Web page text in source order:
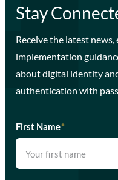
Stay
Receive the latest news,
implementation
about digital identity
authentication with
First Name*